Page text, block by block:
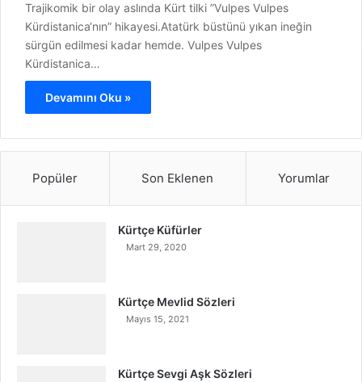
Trajikomik bir olay aslında Kürt tilki ”Vulpes Vulpes
Kürdistanica‘nın” hikayesi.Atatürk büstünü yıkan ineğin
sürgün edilmesi kadar hemde. Vulpes Vulpes
Kürdistanica…
Devamını Oku »
Popüler Son Eklenen Yorumlar
Kürtçe Küfürler
Mart 29, 2020
Kürtçe Mevlid Sözleri
Mayıs 15, 2021
Kürtçe Sevgi Aşk Sözleri